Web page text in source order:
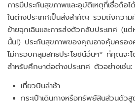
การมีประกันสุขภาพและอุบัติเหตุที่เชื่อถือ
ในต่างประเทศเป็นสิ่งสำคัญ รวมถึงความ
ย้ายฉุกเฉินและการส่งตัวกลับประเทศ (แต่
นั้น!) ประกันสุขภาพของคุณอาจคุ้มครอง
ไม่ครอบคลุมสิทธิประโยชน์อื่นๆ* ที่คุณจะไ
สำหรับศึกษาต่อต่างประเทศ ตัวอย่างเช่น:
เที่ยวบินล่าช้า
กระเป๋าเดินทางหรือทรัพย์สินส่วนตัว